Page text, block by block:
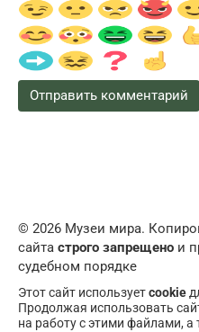
© 2026 Музеи мира.
сайта строго запрещено и
судебном порядке
Этот сайт используетcookie
Продолжая использовать
на работу с этими файлами, а